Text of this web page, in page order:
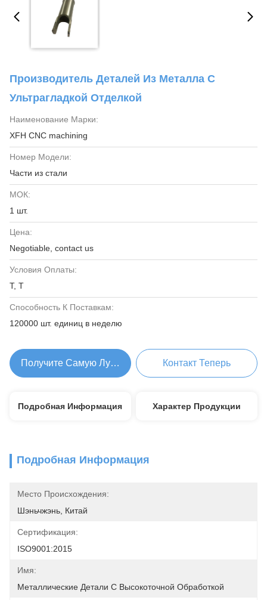
Производитель Деталей Из Металла С
Ультрагладкой Отделкой
Наименование Марки:
XFH CNC machining
Номер Модели:
Части из стали
МОК:
1 шт.
Цена:
Negotiable, contact us
Условия Оплаты:
Т, Т
Способность К Поставкам:
120000 шт. единиц в неделю
Получите Самую Лучшую Цену Контакт Теперь
Подробная Информация Характер Продукции
Подробная Информация
Место Происхождения:
Шэньчжэнь, Китай
Сертификация:
ISO9001:2015
Имя:
Металлические Детали С Высокоточной Обработкой